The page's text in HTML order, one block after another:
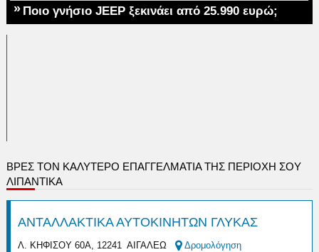
» Ποιο γνήσιο JEEP ξεκινάει από 25.990 ευρώ;
ΒΡΕΣ ΤΟΝ ΚΑΛΎΤΕΡΟ ΕΠΑΓΓΕΛΜΑΤΊΑ ΤΗΣ ΠΕΡΙΟΧΉ ΣΟΥ
ΛΙΠΑΝΤΙΚΑ
ΑΝΤΑΛΛΑΚΤΙΚΑ ΑΥΤΟΚΙΝΗΤΩΝ ΓΛΥΚΑΣ
Λ. ΚΗΦΙΣΟΥ 60Α, 12241 ΑΙΓΑΛΕΩ Δρομολόγηση